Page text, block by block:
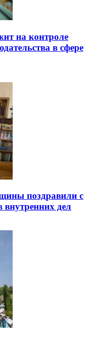
на контроле
в сфере
поздравили с
внутренних дел